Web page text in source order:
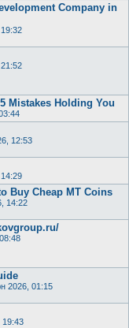
Company in
Mistakes Holding You
12:53
Buy Cheap MT Coins
14:22
2026, 01:15
19:43